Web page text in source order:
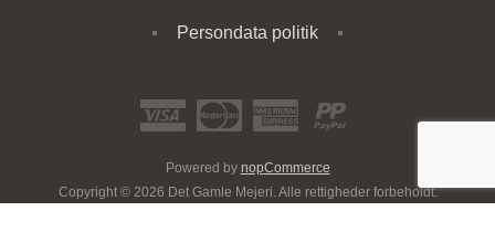
Persondata politik
Powered by nopCommerce
Copyright © 2026 Det Gamle Mejeri. Alle rettigheder forbeholdt.